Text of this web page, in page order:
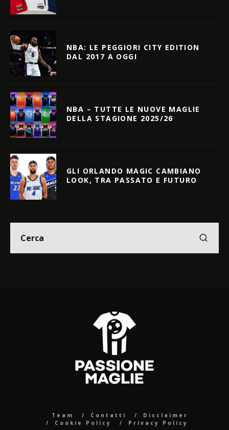
NBA: LE PEGGIORI CITY EDITION
DAL 2017 A OGGI
NBA – TUTTE LE NUOVE MAGLIE
DELLA STAGIONE 2025/26
GLI ORLANDO MAGIC CAMBIANO
LOOK, TRA PASSATO E FUTURO
Team Contatti
Disclaimer
Cookie Policy
Privacy Policy